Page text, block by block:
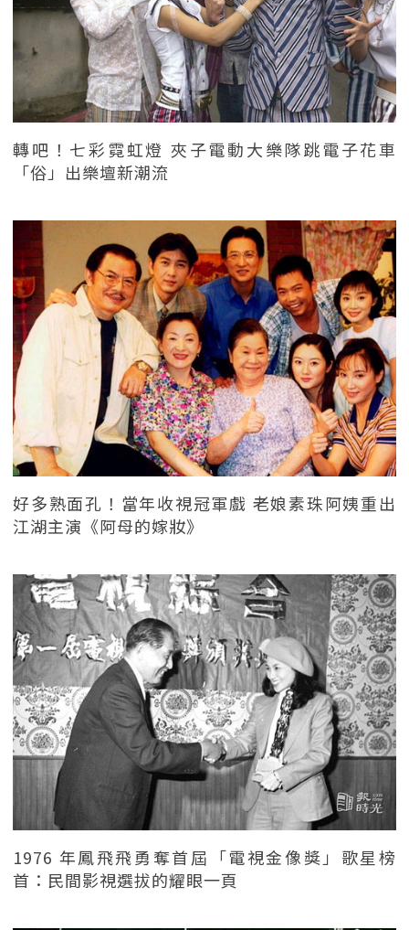
轉吧！七彩霓虹燈 夾子電動大樂隊跳電子花車
「俗」出樂壇新潮流
好多熟面孔！當年收視冠軍戲 老娘素珠阿姨重出
江湖主演《阿母的嫁妝》
1976 年鳳飛飛勇奪首屆「電視金像獎」歌星榜
首：民間影視選拔的耀眼一頁